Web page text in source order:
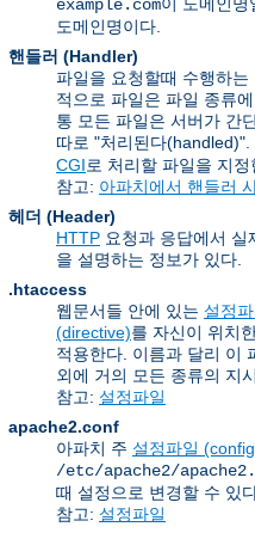
example.com
도메인명이다.
핸들러 (Handler)
파일을 요청할때 수행하
적으로 파일은 파일 종류
통 모든 파일은 서버가 간
따로 "처리된다(handled)".
CGI로 처리할 파일을 지정
참고: 아파치에서 핸들러
헤더 (Header)
HTTP 요청과 응답에서
을 설명하는 정보가 있다.
.htaccess
웹문서들 안에 있는 설정
(directive)를 자신이 위치
적용한다. 이름과 달리 이
외에 거의 모든 종류의 지
참고: 설정파일
apache2.conf
아파치 주 설정파일
/etc/apache2/
때 설정으로 변경할 수 있
참고: 설정파일